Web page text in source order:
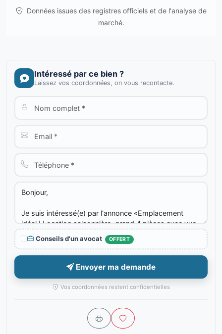
Données issues des registres officiels et de l'analyse de
marché.
Intéressé par ce bien ?
Laissez vos coordonnées, on vous recontacte.
Conseils d'un avocat OFFERT
Envoyer ma demande
Vos coordonnées restent confidentielles